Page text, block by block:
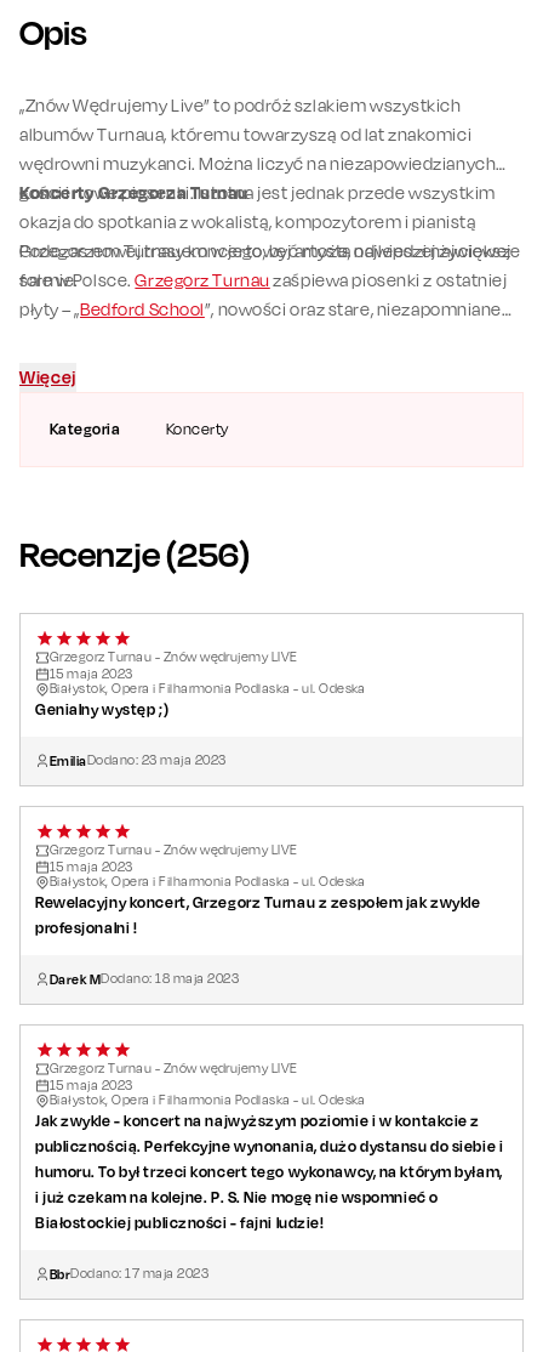
Opis
Kategoria Koncerty
„Znów Wędrujemy Live” to podróż szlakiem wszystkich
albumów Turnaua, któremu towarzyszą od lat znakomici
wędrowni muzykanci. Można liczyć na niezapowiedzianych
gości i nowe piosenki. Istotna jest jednak przede wszystkim
okazja do spotkania z wokalistą, kompozytorem i pianistą
Grzegorzem Turnauem w jego, być może, najlepszej życiowej
formie.
Koncerty Grzegorza Turnau
Podczas nowej trasy koncertowej artysta odwiedzi największe
sale w Polsce.Grzegorz Turnauzaśpiewa piosenki z ostatniej
płyty – „Bedford School”, nowości oraz stare, niezapomniane
Więcej
Recenzje (256)
Grzegorz Turnau - Znów wędrujemy LIVE
15 maja 2023
Białystok, Opera i Filharmonia Podlaska - ul. Odeska
Genialny występ ;)
EmiliaDodano: 23 maja 2023
Grzegorz Turnau - Znów wędrujemy LIVE
15 maja 2023
Białystok, Opera i Filharmonia Podlaska - ul. Odeska
Rewelacyjny koncert, Grzegorz Turnau z zespołem jak zwykle
profesjonalni !
Darek MDodano:18 maja 2023
Grzegorz Turnau - Znów wędrujemy LIVE
15 maja 2023
Białystok, Opera i Filharmonia Podlaska - ul. Odeska
Jak zwykle - koncert na najwyższym poziomie i w kontakcie z
publicznością. Perfekcyjne wynonania, dużo dystansu do siebie i
humoru. To był trzeci koncert tego wykonawcy, na którym byłam,
i już czekam na kolejne. P. S. Nie mogę nie wspomnieć o
Białostockiej publiczności - fajni ludzie!
BbrDodano:17 maja 2023